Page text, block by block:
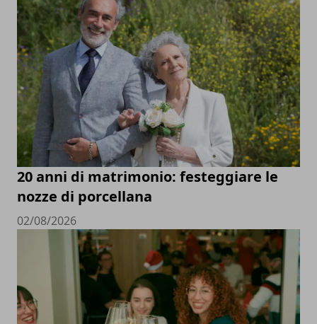
20 anni di matrimonio: festeggiare le
nozze di porcellana
02/08/2026